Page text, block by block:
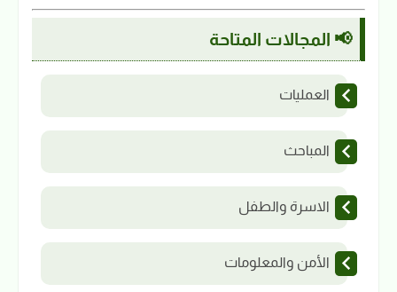
📢 المجالات المتاحة
العمليات
المباحث
الاسرة والطفل
الأمن والمعلومات